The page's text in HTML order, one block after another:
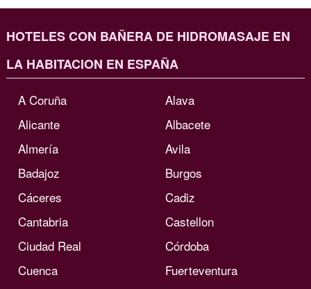
HOTELES CON BAÑERA DE HIDROMASAJE EN
LA HABITACION EN ESPAÑA
A Coruña
Alava
Alicante
Albacete
Almería
Avila
Badajoz
Burgos
Cáceres
Cadiz
Cantabria
Castellon
Ciudad Real
Córdoba
Cuenca
Fuerteventura